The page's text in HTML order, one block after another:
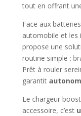
tout en offrant
Face aux
automobile et les
propose une
routine simple :
Prêt à rouler
garantit
Le chargeur
accessoire, c’est